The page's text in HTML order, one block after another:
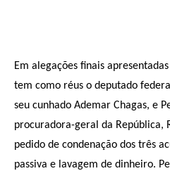
Em alegações finais
tem como réus o deputado
seu cunhado Ademar Chagas, e
procuradora-geral da República,
pedido de condenação dos três
passiva e lavagem de dinheiro.